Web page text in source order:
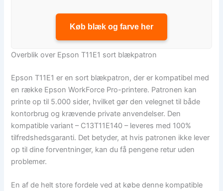
Køb blæk og farve her
Overblik over Epson T11E1 sort blækpatron
Epson T11E1 er en sort blækpatron, der er kompatibel med
en række Epson WorkForce Pro-printere. Patronen kan
printe op til 5.000 sider, hvilket gør den velegnet til både
kontorbrug og krævende private anvendelser. Den
kompatible variant – C13T11E140 – leveres med 100%
tilfredshedsgaranti. Det betyder, at hvis patronen ikke lever
op til dine forventninger, kan du få pengene retur uden
problemer.
En af de helt store fordele ved at købe denne kompatible